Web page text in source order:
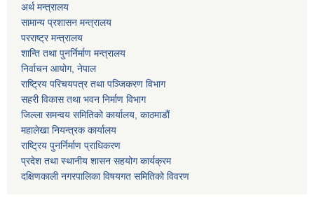
अर्थ मन्त्रालय
सामान्य प्रशासन मन्त्रालय
परराष्ट्र मन्त्रालय
शान्ति तथा पुनर्निर्माण मन्त्रालय
निर्वाचन आयोग, नेपाल
राष्ट्रिय परिचयपत्र तथा पञ्जिकरण विभाग
सहरी विकास तथा भवन निर्माण विभाग
जिल्ला समन्वय समितिको कार्यालय, काठमाडौं
महालेखा नियन्त्रक कार्यालय
राष्ट्रिय पुनर्निर्माण प्राधिकरण
प्रदेश तथा स्थानीय शासन सहयोग कार्यक्रम
दक्षिणकाली नगरपालिका विषयगत समितिको विवरण